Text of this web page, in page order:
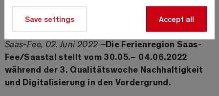
Präsentation des carvelo2go
Saas-Fee, 02. Juni 2022 –Die Ferienregion Saas-
Fee/Saastal stellt vom 30.05.– 04.06.2022
während der 3. Qualitätswoche Nachhaltigkeit
und Digitalisierung in den Vordergrund.
Save settings Accept all